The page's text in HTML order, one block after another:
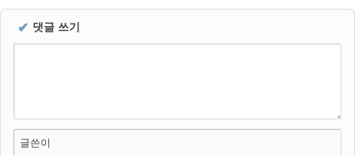
✔ 댓글 쓰기
글쓴이